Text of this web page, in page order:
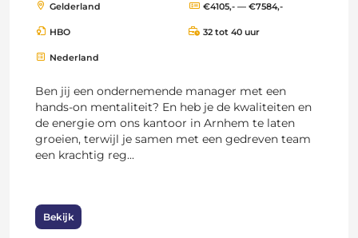
Gelderland €4105,- — €7584,-
HBO 32 tot 40 uur
Nederland
Ben jij een ondernemende manager met een
hands-on mentaliteit? En heb je de kwaliteiten en
de energie om ons kantoor in Arnhem te laten
groeien, terwijl je samen met een gedreven team
een krachtig reg...
Bekijk